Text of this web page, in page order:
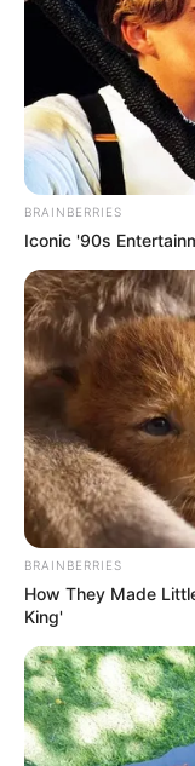
BRAINBERRIES
Iconic '90s
BRAINBERRIES
How They Made
King'